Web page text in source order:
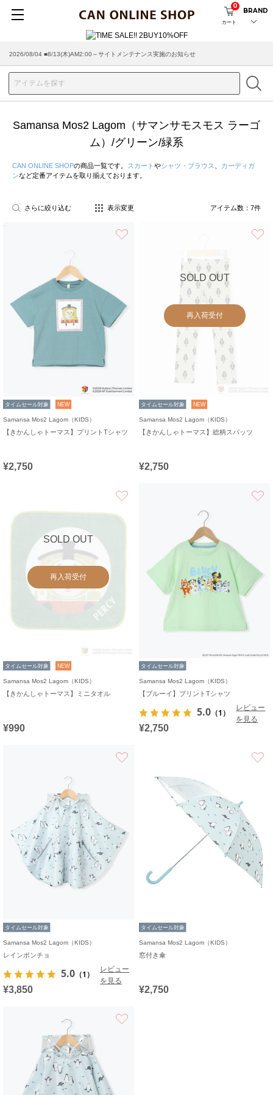
カート
0
BRAND
2026/08/04 ■8/13(木)AM2:00～サイトメンテナンス実施のお知らせ
Samansa Mos2 Lagom（サマンサモスモス ラーゴ
ム）/グリーン/緑系
CAN ONLINE SHOPの商品一覧です。 スカート やシャツ・ブラウス
カーディガ
ンなど定番アイテムを取り揃えております。
さらに絞り込む 表示変更 アイテム数： 7件
タイムセール対象 NEW
Samansa Mos2 Lagom（KIDS）
【きかんしゃトーマス】プリントTシャツ
¥2,750
SOLD OUT
再入荷受付
タイムセール対象 NEW
Samansa Mos2 Lagom（KIDS）
【きかんしゃトーマス】総柄スパッツ
¥2,750
SOLD OUT
再入荷受付
タイムセール対象 NEW
Samansa Mos2 Lagom（KIDS）
【きかんしゃトーマス】ミニタオル
¥990
タイムセール対象
Samansa Mos2 Lagom（KIDS）
【ブルーイ】プリントTシャツ
5.0 （1）
レビュー
を見る
¥2,750
タイムセール対象
Samansa Mos2 Lagom（KIDS）
レインポンチョ
5.0 （1）
レビュー
を見る
¥3,850
タイムセール対象
Samansa Mos2 Lagom（KIDS）
窓付き傘
¥2,750